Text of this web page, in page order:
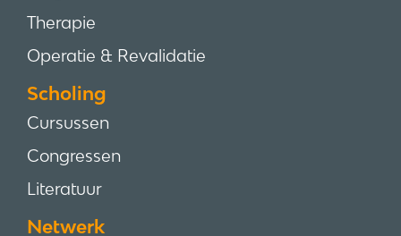
Therapie
Operatie & Revalidatie
Scholing
Cursussen
Congressen
Literatuur
Netwerk